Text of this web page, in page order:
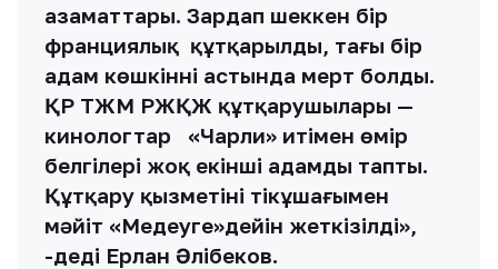
азаматтары. Зардап шеккен бір
франциялық құтқарылды, тағы бір
адам көшкіннің астында мерт болды.
ҚР ТЖМ РЖҚЖ құтқарушылары —
кинологтар «Чарли» итімен өмір
белгілері жоқ екінші адамды тапты.
Құтқару қызметінің тікұшағымен
мәйіт «Медеуге»дейін жеткізілді»,
-деді Ерлан Әлібеков.